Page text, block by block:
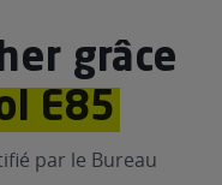
grâce
E85
par le Bureau